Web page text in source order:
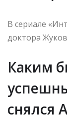
В сериале
доктора
Каким
снялся